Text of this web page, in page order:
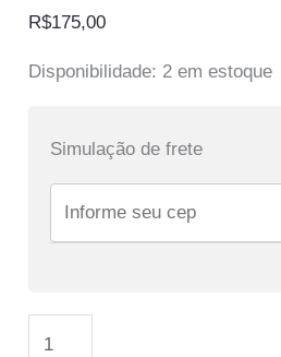
R$175,00
Disponibilidade: 2 em estoque
Simulação de frete